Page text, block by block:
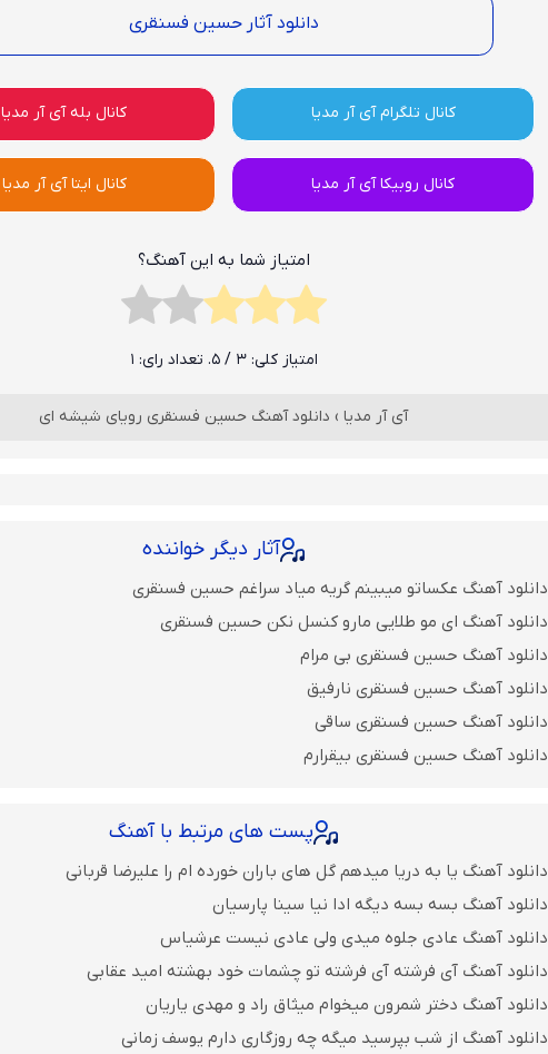
دانلود آثار حسین فسنقری
کانال تلگرام آی آر مدیا کانال بله آی آر مدیا
کانال روبیکا آی آر مدیا کانال ایتا آی آر مدیا
امتیاز شما به این آهنگ؟
امتیاز کلی:3 / 5. تعداد رای: 1
آی آر مدیا › دانلود آهنگ حسین فسنقری رویای شیشه ای
آثار دیگر خواننده
دانلود آهنگ عکساتو میبینم گریه میاد سراغم حسین فسنقری
دانلود آهنگ ای مو طلایی مارو کنسل نکن حسین فسنقری
دانلود آهنگ حسین فسنقری بی مرام
دانلود آهنگ حسین فسنقری نارفیق
دانلود آهنگ حسین فسنقری ساقی
دانلود آهنگ حسین فسنقری بیقرارم
پست های مرتبط با آهنگ
دانلود آهنگ یا به دریا میدهم گل های باران‌ خورده ام را علیرضا قربانی
دانلود آهنگ بسه بسه دیگه ادا نیا سینا پارسیان
دانلود آهنگ عادی جلوه میدی ولی عادی نیست عرشیاس
دانلود آهنگ آی فرشته آی فرشته تو چشمات خود بهشته امید عقابی
دانلود آهنگ دختر شمرون میخوام میثاق راد و مهدی یاریان
دانلود آهنگ از شب بپرسید میگه چه روزگاری دارم یوسف زمانی